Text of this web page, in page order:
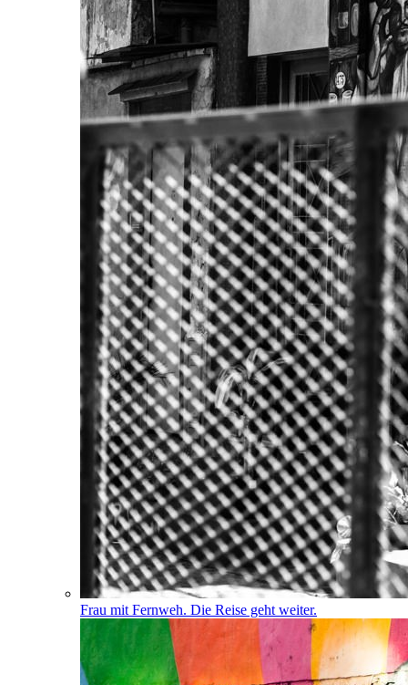
Frau mit Fernweh. Die Reise geht weiter.